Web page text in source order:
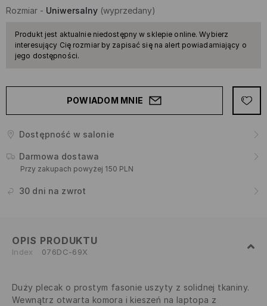
Rozmiar - Uniwersalny (wyprzedany)
Produkt jest aktualnie niedostępny w sklepie online. Wybierz
interesujący Cię rozmiar by zapisać się na alert powiadamiający o
jego dostępności.
POWIADOM MNIE
Dostępność w salonie
Darmowa dostawa
Przy zakupach powyżej 150 PLN
30 dni na zwrot
OPIS PRODUKTU
Index 076DC-69X
Duży plecak o prostym fasonie uszyty z solidnej tkaniny.
Wewnątrz otwarta komora i kieszeń na laptopa z